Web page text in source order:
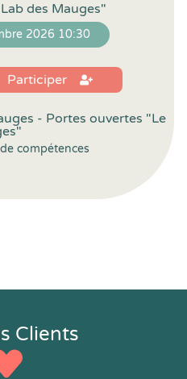
des Mauges"
2026 10:30
Participer
- Portes ouvertes "Le
compétences
Clients